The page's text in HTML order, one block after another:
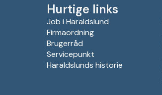
Hurtige links
Job i Haraldslund
Firmaordning
Brugerråd
Servicepunkt
Haraldslunds historie